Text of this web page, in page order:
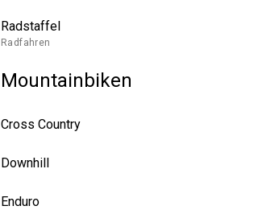
Radstaffel
Radfahren
Mountainbiken
Cross Country
Downhill
Enduro